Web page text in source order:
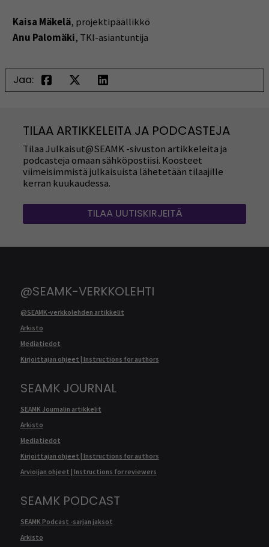
Kaisa Mäkelä, projektipäällikkö
Anu Palomäki, TKI-asiantuntija
Jaa:
TILAA ARTIKKELEITA JA PODCASTEJA
Tilaa Julkaisut@SEAMK -sivuston artikkeleita ja
podcasteja omaan sähköpostiisi. Koosteet
viimeisimmistä julkaisuista lähetetään tilaajille
kerran kuukaudessa.
TILAA UUTISKIRJEITÄ
@SEAMK-VERKKOLEHTI
@SEAMK-verkkolehden artikkelit
Arkisto
Mediatiedot
Kirjoittajan ohjeet | Instructions for authors
SEAMK JOURNAL
SEAMK Journalin artikkelit
Arkisto
Mediatiedot
Kirjoittajan ohjeet | Instructions for authors
Arvioijan ohjeet | Instructions for reviewers
SEAMK PODCAST
SEAMK Podcast -sarjan jaksot
Arkisto